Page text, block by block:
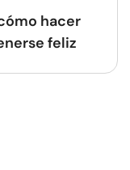
hacer
feliz